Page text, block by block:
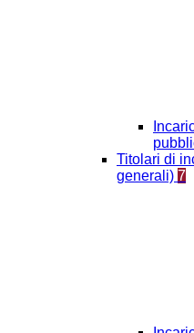
Titolari di
generali) 7